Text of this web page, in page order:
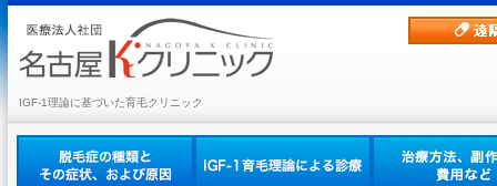
IGF-1理論に基づいた育毛クリニック